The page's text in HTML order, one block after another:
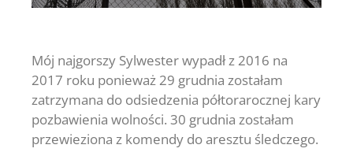
Mój najgorszy Sylwester wypadł z 2016 na
2017 roku ponieważ 29 grudnia zostałam
zatrzymana do odsiedzenia półtorarocznej kary
pozbawienia wolności. 30 grudnia zostałam
przewieziona z komendy do aresztu śledczego.